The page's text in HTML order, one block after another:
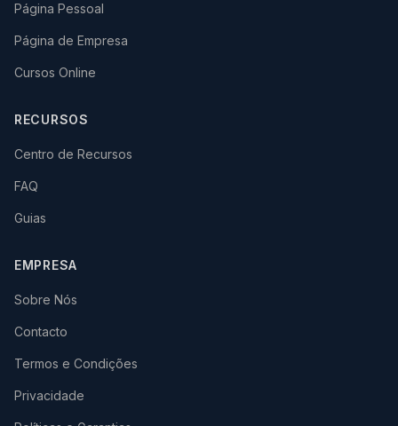
Página Pessoal
Página de Empresa
Cursos Online
RECURSOS
Centro de Recursos
FAQ
Guias
EMPRESA
Sobre Nós
Contacto
Termos e Condições
Privacidade